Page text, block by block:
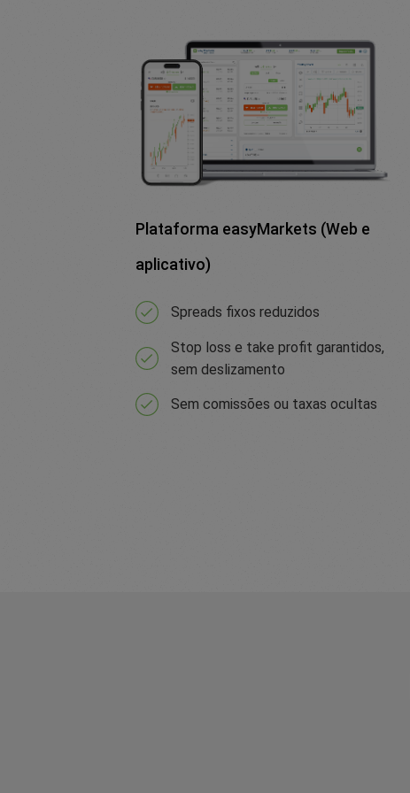
Plataforma easyMarkets (Web e
aplicativo)
Spreads fixos reduzidos
Stop loss e take profit garantidos,
sem deslizamento
Sem comissões ou taxas ocultas